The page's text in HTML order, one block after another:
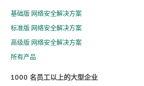
基础版 网络安全解决方案
标准版 网络安全解决方案
高级版 网络安全解决方案
所有产品
1000 名员工以上的大型企业